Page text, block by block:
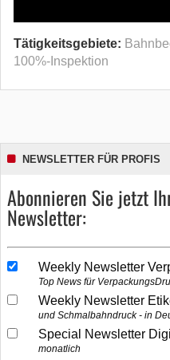
Tätigkeitsgebiete:
100%-Inspektion
NEWSLETTER FÜR PROFIS
Abonnieren Sie jetzt
Newsletter:
Weekly Newsletter
Top News für
Weekly Newsletter
und Schmalbahndruck - in
Special Newsletter
monatlich